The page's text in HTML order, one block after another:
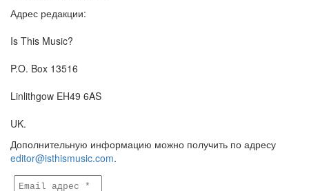
Адрес редакции:
Is This Music?
P.O. Box 13516
Linlithgow EH49 6AS
UK.
Дополнительную информацию можно получить по адресу
editor@isthismusic.com.